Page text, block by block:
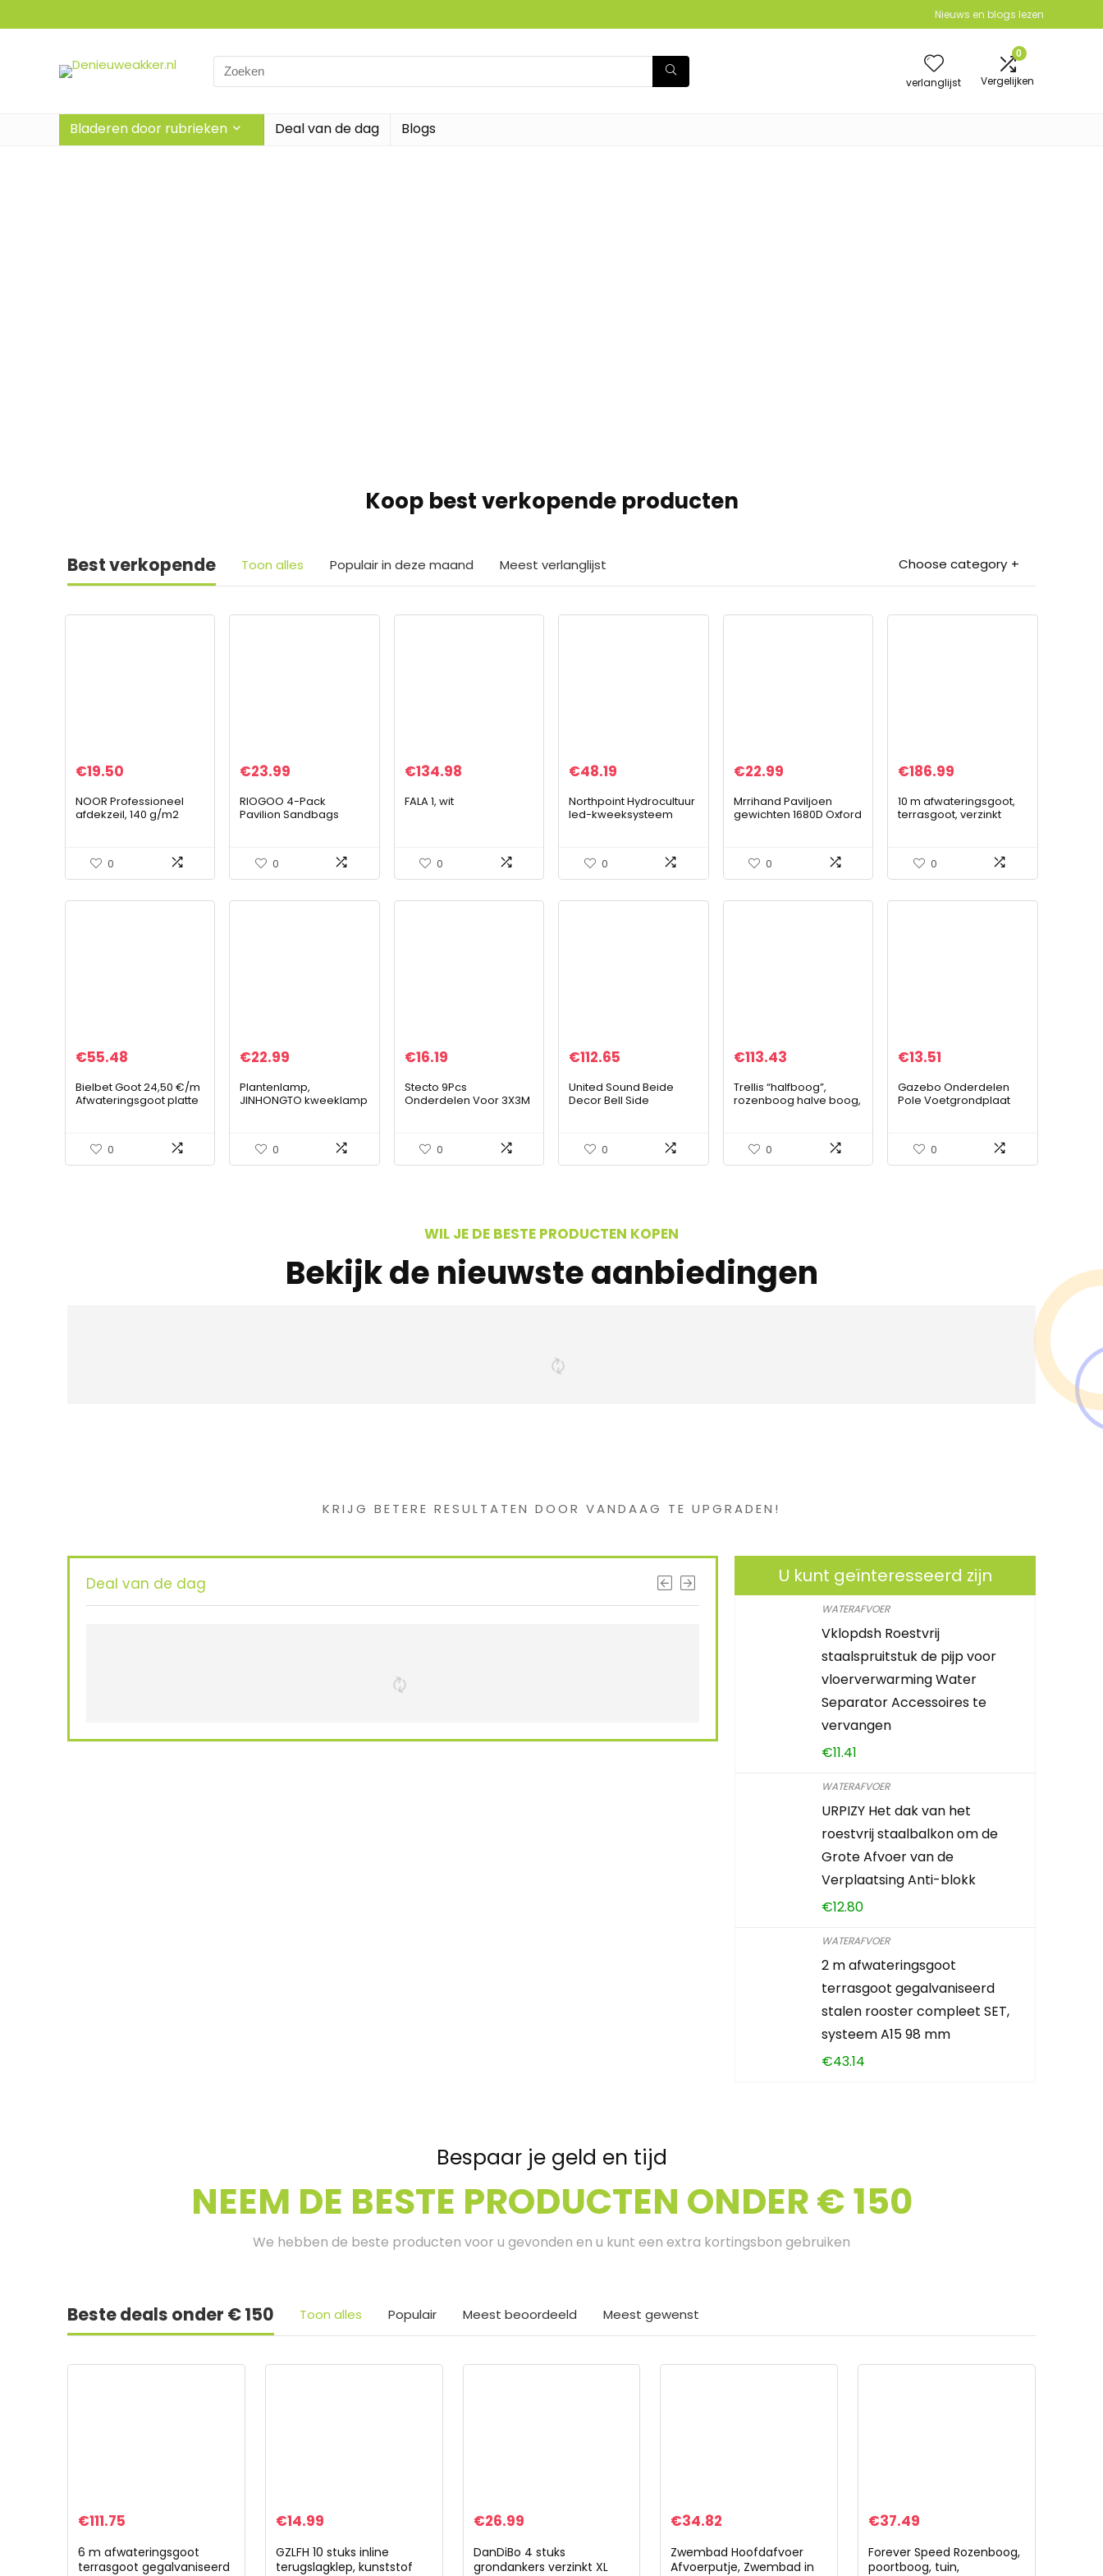
Nieuws en blogs lezen
verlanglijst
0
Vergelijken
Bladeren door rubrieken Deal van de dag Blogs
Koop best verkopende producten
Best verkopende Toon alles Populair in deze maand Meest verlanglijst Choose category
€19.50
NOOR Professioneel
afdekzeil, 140 g/m2
bescherming tegen
weersinvloeden,
ideaal…
0
€23.99
RIOGOO 4-Pack
Pavilion Sandbags
gestikte zandzak,
beengewichten voor
pop-up…
0
€134.98
FALA 1, wit
0
€48.19
Northpoint Hydrocultuur
led-kweeksysteem
kweeklamp 22W 1350
lumen 10 zaailingen in…
0
€22.99
Mrrihand Paviljoen
gewichten 1680D Oxford
zandzakken set van 4
gewichten voor…
0
€186.99
10 m afwateringsgoot,
terrasgoot, verzinkt
A15 148 mm, incl.
accessoires
0
€55.48
Bielbet Goot 24,50 €/m
Afwateringsgoot platte
0
€22.99
Plantenlamp,
JINHONGTO kweeklamp
volledig spectrum
plantenlicht 2-koppig,
3…
0
€16.19
Stecto 9Pcs
Onderdelen Voor 3X3M
Tent Accessoires
Vervanging
Onderdelen Voor…
0
€112.65
United Sound Beide
Decor Bell Side
Schip 14 Vintage
Astrolabe Marine
0
€113.43
Trellis “halfboog”,
rozenboog halve boog,
0
€13.51
Gazebo Onderdelen
Pole Voetgrondplaat
Parasol Tent Shade
Luifel Hoekadapter
Pole…
0
WIL JE DE BESTE PRODUCTEN KOPEN
Bekijk de nieuwste aanbiedingen
KRIJG BETERE RESULTATEN DOOR VANDAAG TE UPGRADEN!
Deal van de dag U kunt geïnteresseerd zijn
WATERAFVOER
Vklopdsh Roestvrij
staalspruitstuk de pijp voor
vloerverwarming Water
Separator Accessoires te
vervangen
€11.41
WATERAFVOER
URPIZY Het dak van het
roestvrij staalbalkon om de
Grote Afvoer van de
Verplaatsing Anti-blokk
€12.80
WATERAFVOER
2 m afwateringsgoot
terrasgoot gegalvaniseerd
stalen rooster compleet SET,
systeem A15 98 mm
€43.14
Bespaar je geld en tijd
NEEM DE BESTE PRODUCTEN ONDER € 150
We hebben de beste producten voor u gevonden en u kunt een extra kortingsbon gebruiken
Beste deals onder € 150 Toon alles Populair Meest beoordeeld Meest gewenst
€111.75
6 m afwateringsgoot
terrasgoot gegalvaniseerd
€14.99
GZLFH 10 stuks inline
terugslagklep, kunststof
€26.99
DanDiBo 4 stuks
grondankers verzinkt XL
€34.82
Zwembad Hoofdafvoer
Afvoerputje, Zwembad in
€37.49
Forever Speed Rozenboog,
poortboog, tuin,